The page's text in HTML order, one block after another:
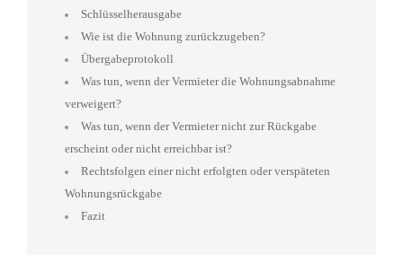
Schlüsselherausgabe
Wie ist die Wohnung zurückzugeben?
Übergabeprotokoll
Was tun, wenn der Vermieter die Wohnungsabnahme
verweigert?
Was tun, wenn der Vermieter nicht zur Rückgabe
erscheint oder nicht erreichbar ist?
Rechtsfolgen einer nicht erfolgten oder verspäteten
Wohnungsrückgabe
Fazit